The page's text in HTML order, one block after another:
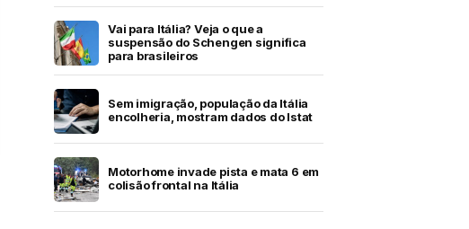
Vai para Itália? Veja o que a
suspensão do Schengen significa
para brasileiros
Sem imigração, população da Itália
encolheria, mostram dados do Istat
Motorhome invade pista e mata 6 em
colisão frontal na Itália